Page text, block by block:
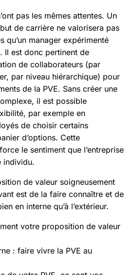
pas les mêmes attentes. Un
de carrière ne valorisera pas
qu’un manager expérimenté
Il est donc pertinent de
de collaborateurs (par
par niveau hiérarchique) pour
de la PVE. Sans créer une
il est possible
par exemple en
de choisir certains
d’options. Cette
le sentiment que l’entreprise
individu.
de valeur soigneusement
est de la faire connaître et de
en interne qu’à l’extérieur.
votre proposition de valeur
: faire vivre la PVE au